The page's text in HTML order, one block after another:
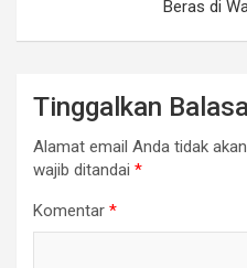
Beras di
Tinggalkan
Alamat email Anda tidak
wajib ditandai *
Komentar *